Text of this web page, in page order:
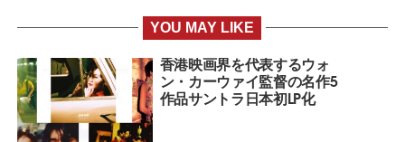
YOU MAY LIKE
香港映画界を代表するウォ
ン・カーウァイ監督の名作5
作品サントラ日本初LP化